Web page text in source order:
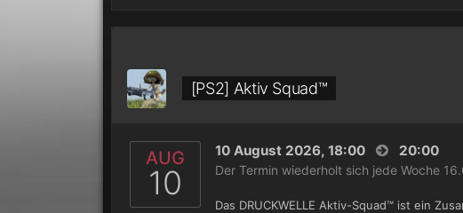
[PS2] Aktiv Squad™
AUG
10
10 August 2026, 18:00 20:00
Der Termin wiederholt sich jede Woche
Das DRUCKWELLE Aktiv-Squad™ ist ein